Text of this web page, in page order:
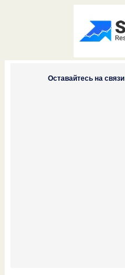
Оставайтесь на связи